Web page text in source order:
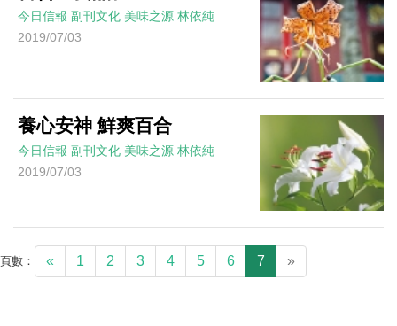
今日信報 副刊文化 美味之源 林依純
2019/07/03
養心安神 鮮爽百合
今日信報 副刊文化 美味之源 林依純
2019/07/03
頁數： « 1 2 3 4 5 6 7 »